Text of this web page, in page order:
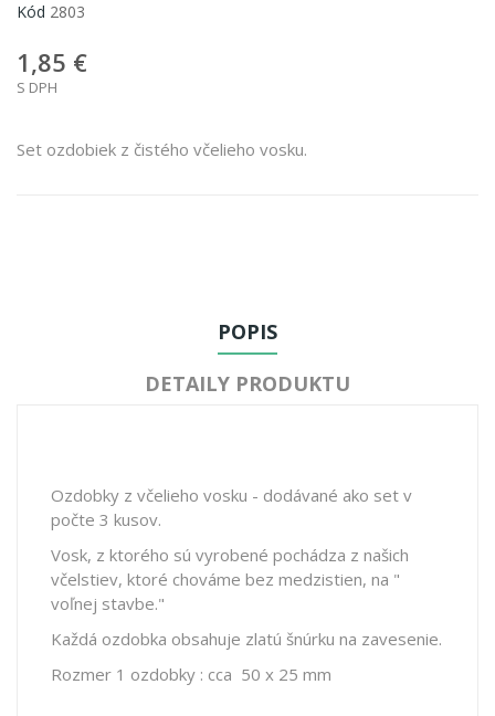
Kód 2803
1,85 €
S DPH
Set ozdobiek z čistého včelieho vosku.
POPIS
DETAILY PRODUKTU
Ozdobky z včelieho vosku - dodávané ako set v
počte 3 kusov.
Vosk, z ktorého sú vyrobené pochádza z našich
včelstiev, ktoré chováme bez medzistien, na "
voľnej stavbe."
Každá ozdobka obsahuje zlatú šnúrku na zavesenie.
Rozmer 1 ozdobky : cca 50 x 25 mm